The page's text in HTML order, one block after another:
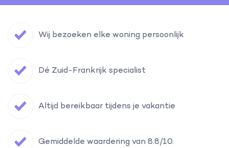
Wij bezoeken elke woning persoonlijk
Dé Zuid-Frankrijk specialist
Altijd bereikbaar tijdens je vakantie
Gemiddelde waardering van 8.8/10.